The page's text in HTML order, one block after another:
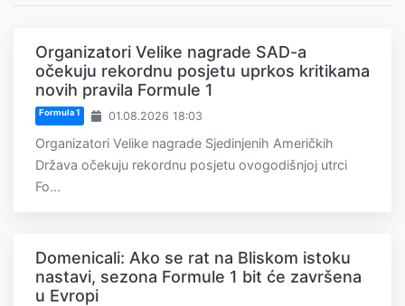
Organizatori Velike nagrade SAD-a
očekuju rekordnu posjetu uprkos kritikama
novih pravila Formule 1
Formula 1 01.08.2026 18:03
Organizatori Velike nagrade Sjedinjenih Američkih
Država očekuju rekordnu posjetu ovogodišnjoj utrci
Fo...
Domenicali: Ako se rat na Bliskom istoku
nastavi, sezona Formule 1 bit će završena
u Evropi